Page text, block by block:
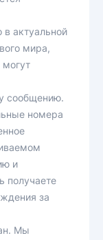
в актуальной
мира,
сообщению.
номера
и
получаете
за
Мы